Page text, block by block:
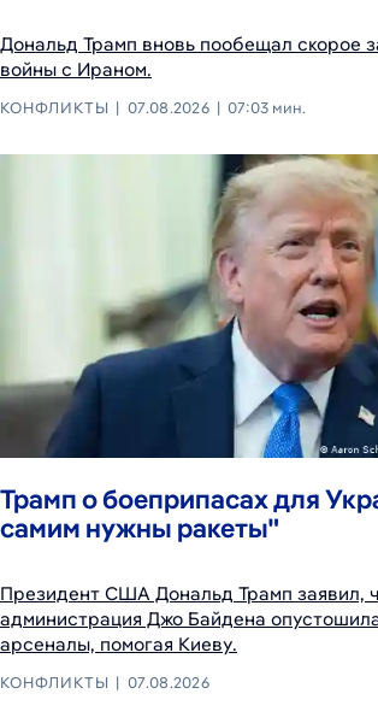
Дональд Трамп вновь пообещал скорое
войны с Ираном.
КОНФЛИКТЫ 07.08.2026 07:03 мин.
Трамп о боеприпасах для
самим нужны ракеты"
Президент США Дональд Трамп заявил,
администрация Джо Байдена
арсеналы, помогая Киеву.
КОНФЛИКТЫ 07.08.2026